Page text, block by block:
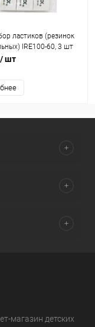
ластиков (резинок
IRE100-60, 3 шт
/ шт
магазин детских